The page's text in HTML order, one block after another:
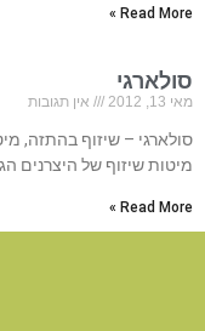
Read More »
סולארגי
מאי 13, 2012 אין תגובות
סולארגי – שיזוף בהתזה,
מיטות שיזוף של היצרנים
Read More »